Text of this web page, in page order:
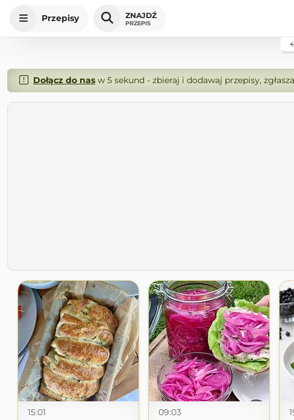
Przepisy ZNAJDŹ
PRZEPIS
Dołącz do nasw 5 sekund - zbieraj i dodawaj przepisy,
15:01
09:03